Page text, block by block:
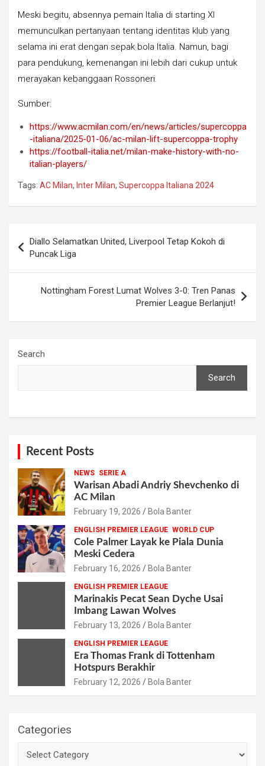
Meski begitu, absennya pemain Italia di starting XI
memunculkan pertanyaan tentang identitas klub yang
selama ini erat dengan sepak bola Italia. Namun, bagi
para pendukung, kemenangan ini lebih dari cukup untuk
merayakan kebanggaan Rossoneri.
Sumber:
https://www.acmilan.com/en/news/articles/supercoppa
-italiana/2025-01-06/ac-milan-lift-supercoppa-trophy
https://football-italia.net/milan-make-history-with-no-
italian-players/
Tags: AC Milan, Inter Milan, Supercoppa Italiana 2024
navigation
Diallo Selamatkan United, Liverpool Tetap Kokoh di
Puncak Liga
Nottingham Forest Lumat Wolves 3-0: Tren Panas
Premier League Berlanjut!
Search
Search
Recent Posts
NEWS SERIE A
Warisan Abadi Andriy Shevchenko di
AC Milan
February 19, 2026 Bola Banter
ENGLISH PREMIER LEAGUE WORLD CUP
Cole Palmer Layak ke Piala Dunia
Meski Cedera
February 16, 2026 Bola Banter
ENGLISH PREMIER LEAGUE
Marinakis Pecat Sean Dyche Usai
Imbang Lawan Wolves
February 13, 2026 Bola Banter
ENGLISH PREMIER LEAGUE
Era Thomas Frank di Tottenham
Hotspurs Berakhir
February 12, 2026 Bola Banter
Categories